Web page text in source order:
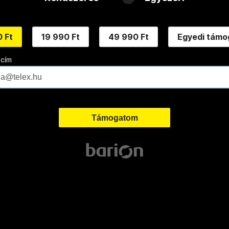
Ft 19 990 Ft 49 990 Ft Egyedi